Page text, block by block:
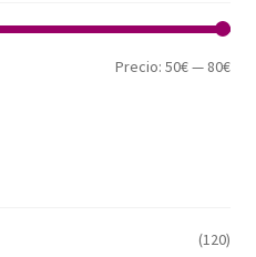
Precio:50€— 80€
(120)